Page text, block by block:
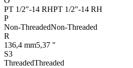
PT 1/2"-14 RHPT 1/2"-14 RH
P
Non-ThreadedNon-Threaded
R
136,4 mm5,37 "
S3
ThreadedThreaded